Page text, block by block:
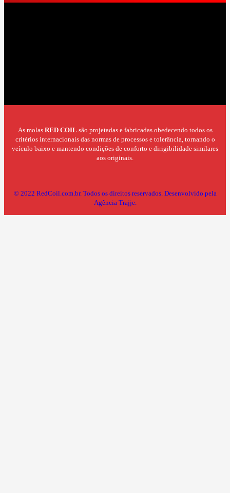
As molas RED COIL são projetadas e fabricadas obedecendo todos os
critérios internacionais das normas de processos e tolerância, tornando o
veículo baixo e mantendo condições de conforto e dirigibilidade similares
aos originais.
© 2022 RedCoil.com.br. Todos os direitos reservados. Desenvolvido pela
Agência Trajje.